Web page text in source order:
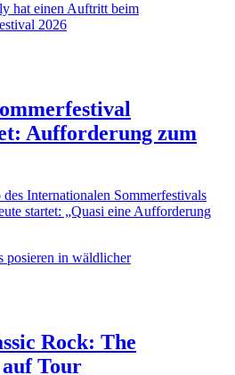
Aufforderung zum
Internationalen Sommerfestivals
startet: „Quasi eine Aufforderung
Rock: The
auf Tour